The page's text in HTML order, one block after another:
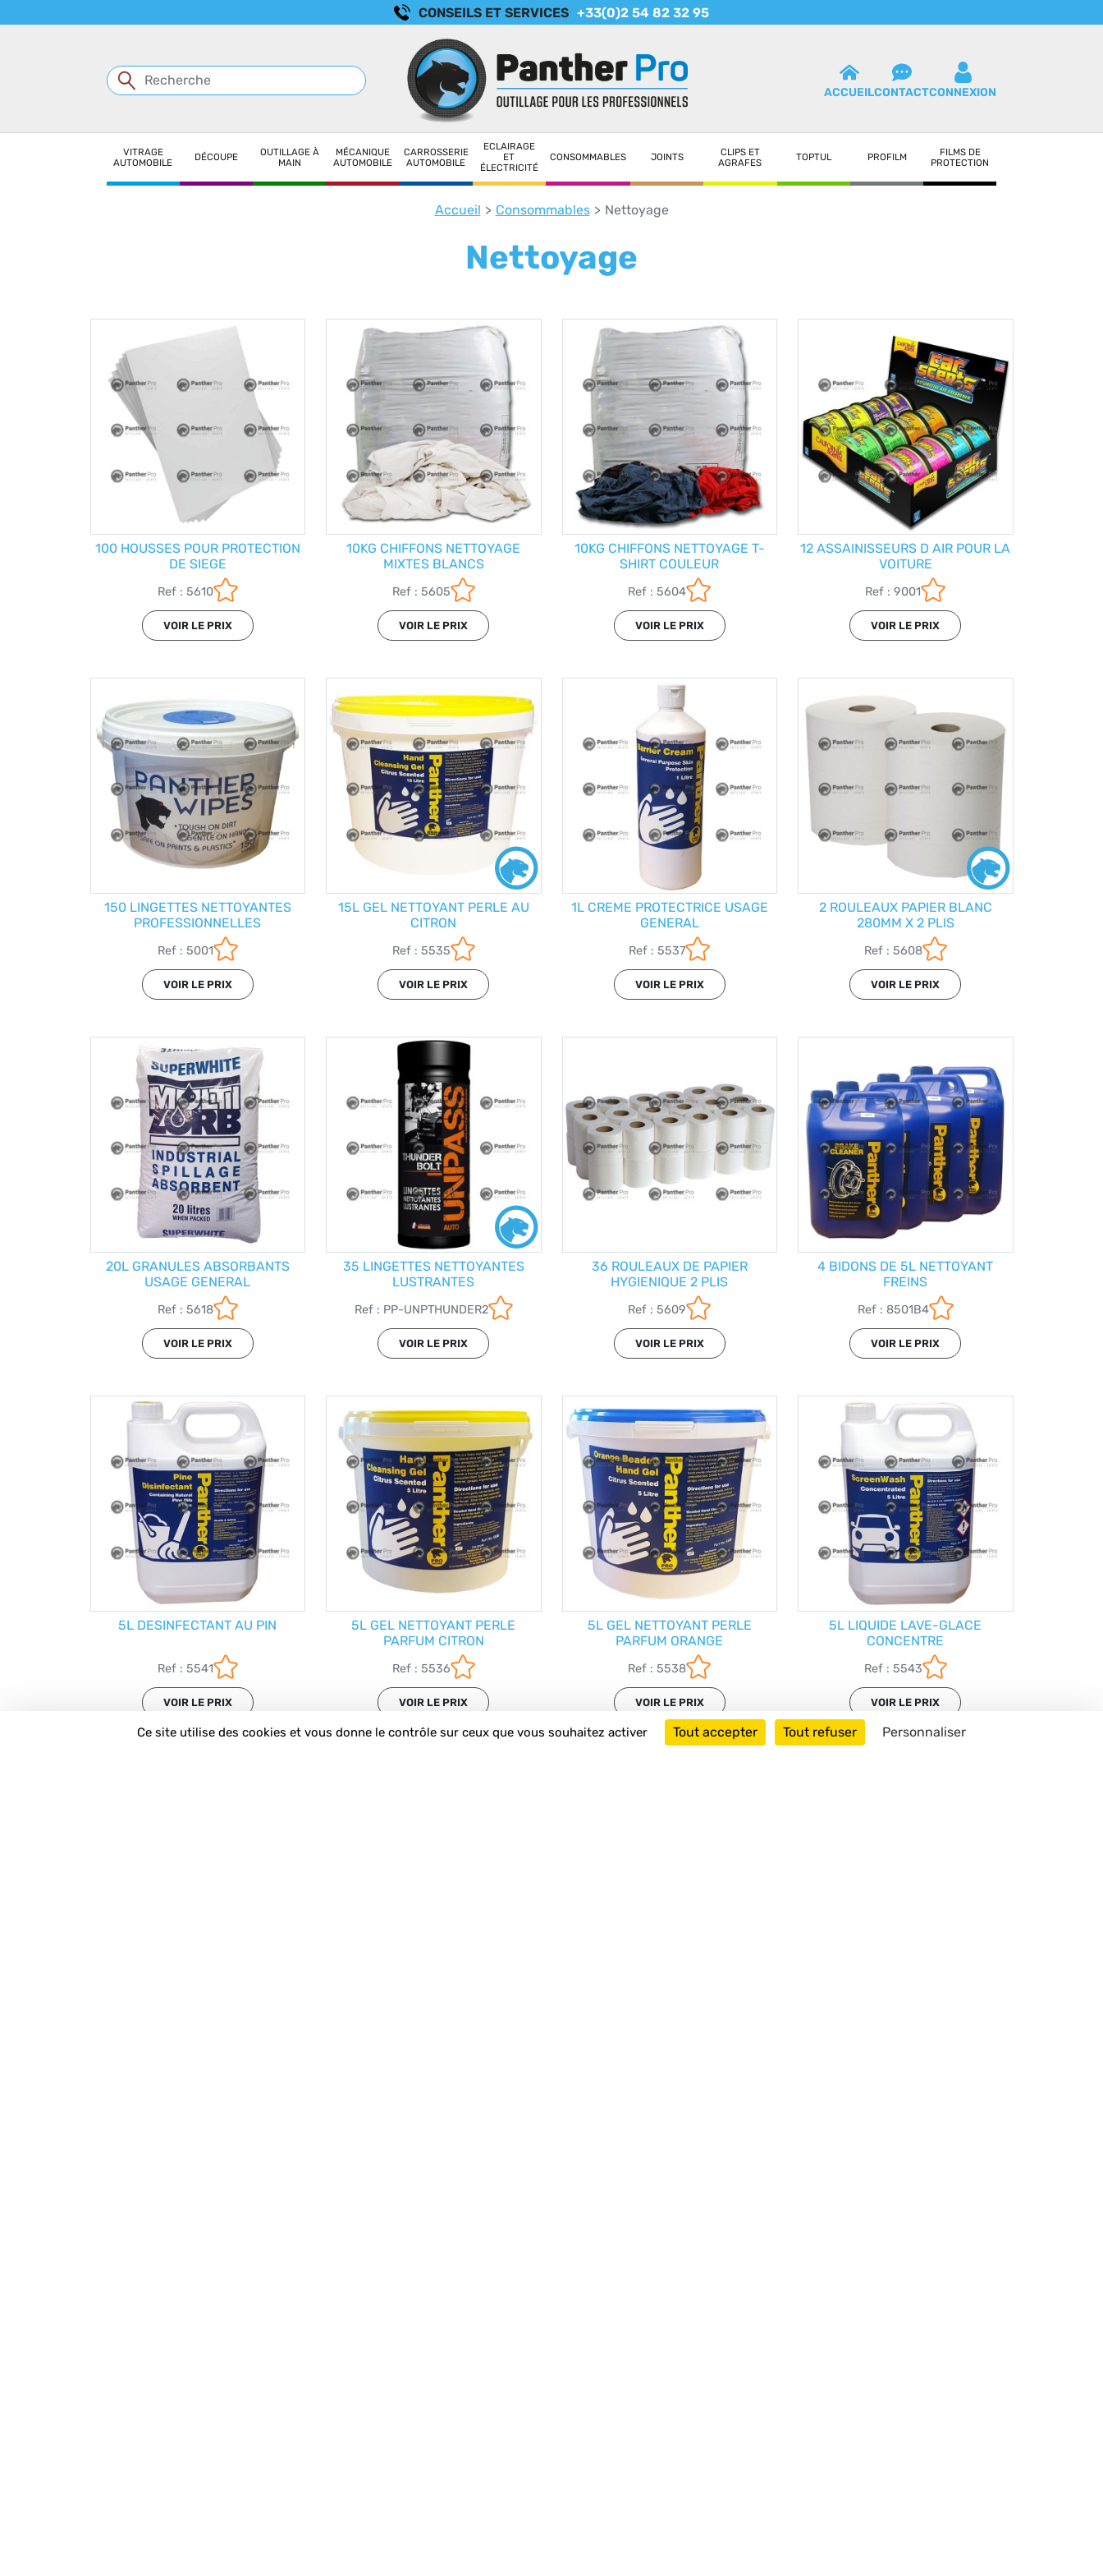
CONSEILS ET SERVICES +33(0)2 54 82 32 95
ACCUEILCONTACTCONNEXION
VITRAGE
AUTOMOBILE
DÉCOUPE
OUTILLAGE À
MAIN
MÉCANIQUE
AUTOMOBILE
CARROSSERIE
AUTOMOBILE
ECLAIRAGE
ET
ÉLECTRICITÉ
CONSOMMABLES JOINTS
CLIPS ET
AGRAFES
TOPTUL PROFILM
FILMS DE
PROTECTION
Accueil Consommables Nettoyage
Nettoyage
100 HOUSSES POUR PROTECTION
DE SIEGE
Ref : 5610
VOIR LE PRIX
10KG CHIFFONS NETTOYAGE
MIXTES BLANCS
Ref : 5605
VOIR LE PRIX
10KG CHIFFONS NETTOYAGE T-
SHIRT COULEUR
Ref : 5604
VOIR LE PRIX
12 ASSAINISSEURS D AIR POUR LA
VOITURE
Ref : 9001
VOIR LE PRIX
150 LINGETTES NETTOYANTES
PROFESSIONNELLES
Ref : 5001
VOIR LE PRIX
15L GEL NETTOYANT PERLE AU
CITRON
Ref : 5535
VOIR LE PRIX
1L CREME PROTECTRICE USAGE
GENERAL
Ref : 5537
VOIR LE PRIX
2 ROULEAUX PAPIER BLANC
280MM X 2 PLIS
Ref : 5608
VOIR LE PRIX
20L GRANULES ABSORBANTS
USAGE GENERAL
Ref : 5618
VOIR LE PRIX
35 LINGETTES NETTOYANTES
LUSTRANTES
Ref : PP-UNPTHUNDER2
VOIR LE PRIX
36 ROULEAUX DE PAPIER
HYGIENIQUE 2 PLIS
Ref : 5609
VOIR LE PRIX
4 BIDONS DE 5L NETTOYANT
FREINS
Ref : 8501B4
VOIR LE PRIX
5L DESINFECTANT AU PIN
Ref : 5541
VOIR LE PRIX
5L GEL NETTOYANT PERLE
PARFUM CITRON
Ref : 5536
VOIR LE PRIX
5L GEL NETTOYANT PERLE
PARFUM ORANGE
Ref : 5538
VOIR LE PRIX
5L LIQUIDE LAVE-GLACE
CONCENTRE
Ref : 5543
VOIR LE PRIX
Ce site utilise des cookies et vous donne le contrôle sur ceux que vous souhaitez activer Tout accepter Tout refuser Personnaliser